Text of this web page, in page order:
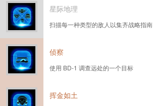
星际地理
扫描每一种类型的敌人以集齐战略指南
侦察
使用 BD-1 调查远处的一个目标
挥金如土